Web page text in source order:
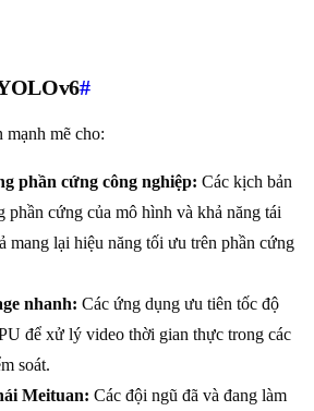
#
mẽ cho:
phần cứng công nghiệp: Các kịch bản
phần cứng của mô hình và khả năng tái
mang lại hiệu năng tối ưu trên phần cứng
nhanh: Các ứng dụng ưu tiên tốc độ
để xử lý video thời gian thực trong các
soát.
Meituan: Các đội ngũ đã và đang làm